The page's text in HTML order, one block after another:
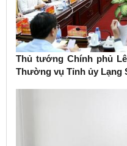
Thủ tướng Chính phủ
Thường vụ Tỉnh ủy Lạng